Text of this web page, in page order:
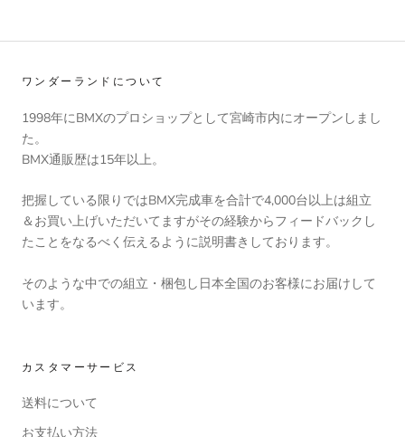
ワンダーランドについて
1998年にBMXのプロショップとして宮崎市内にオープンしまし
た。
BMX通販歴は15年以上。
把握している限りではBMX完成車を合計で4,000台以上は組立
＆お買い上げいただいてますがその経験からフィードバックし
たことをなるべく伝えるように説明書きしております。
そのような中での組立・梱包し日本全国のお客様にお届けして
います。
カスタマーサービス
送料について
お支払い方法